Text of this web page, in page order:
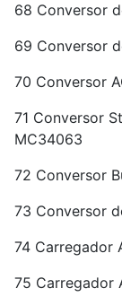
68 Conversor
69 Conversor
70 Conversor
71 Conversor
MC34063
72 Conversor
73 Conversor
74 Carregador
75 Carregador